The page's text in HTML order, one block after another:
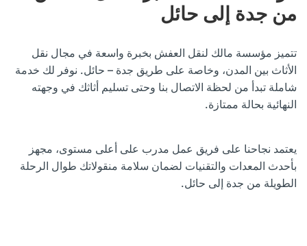
من جدة إلى حائل
تتميز مؤسسة مالك لنقل العفش بخبرة واسعة في مجال نقل
الأثاث بين المدن، وخاصة على طريق جدة – حائل. نوفر لك خدمة
شاملة تبدأ من لحظة الاتصال بنا وحتى تسليم أثاثك في وجهته
النهائية بحالة ممتازة.
يعتمد نجاحنا على فريق عمل مدرب على أعلى مستوى، مجهز
بأحدث المعدات والتقنيات لضمان سلامة منقولاتك طوال الرحلة
الطويلة من جدة إلى حائل.